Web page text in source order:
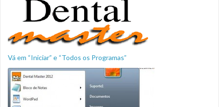
Vá em “Iniciar” e “Todos os Programas”